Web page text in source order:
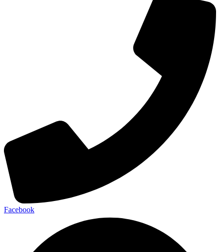
Facebook